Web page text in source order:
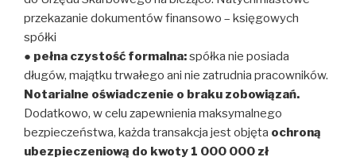
przekazanie dokumentów finansowo – księgowych
spółki
● pełna czystość formalna:spółka nie posiada
długów, majątku trwałego ani nie zatrudnia pracowników.
Notarialne oświadczenie o braku zobowiązań.
Dodatkowo, w celu zapewnienia maksymalnego
bezpieczeństwa, każda transakcja jest objęta ochroną
ubezpieczeniową do kwoty 1 000 000 zł